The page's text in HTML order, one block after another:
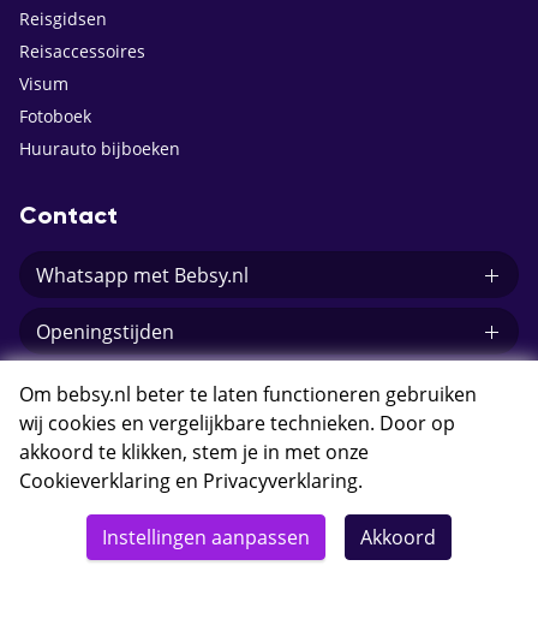
Reisgidsen
Reisaccessoires
Visum
Fotoboek
Huurauto bijboeken
Contact
Whatsapp met Bebsy.nl
Openingstijden
E-mail Bebsy.nl
© 2026 Bebsy.nl
Om bebsy.nl beter te laten functioneren gebruiken
wij cookies en vergelijkbare technieken. Door op
akkoord te klikken, stem je in met onze
Cookieverklaring en Privacyverklaring.
Instellingen aanpassen Akkoord